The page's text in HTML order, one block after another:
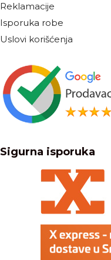
Reklamacije
Isporuka robe
Uslovi korišćenja
Sigurna isporuka